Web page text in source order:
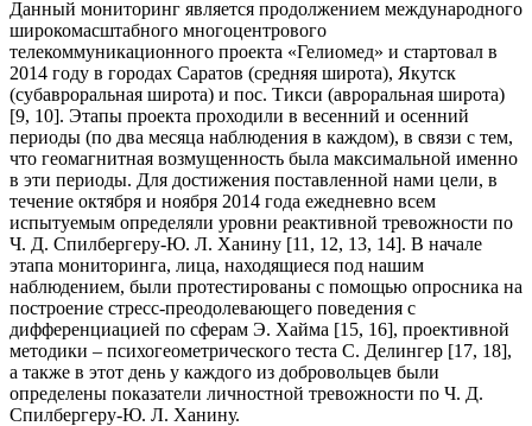
Данный мониторинг является продолжением международного
широкомасштабного многоцентрового
телекоммуникационного проекта «Гелиомед» и стартовал в
2014 году в городах Саратов (средняя широта), Якутск
(субавроральная широта) и пос. Тикси (авроральная широта)
[9, 10]. Этапы проекта проходили в весенний и осенний
периоды (по два месяца наблюдения в каждом), в связи с тем,
что геомагнитная возмущенность была максимальной именно
в эти периоды. Для достижения поставленной нами цели, в
течение октября и ноября 2014 года ежедневно всем
испытуемым определяли уровни реактивной тревожности по
Ч. Д. Спилбергеру-Ю. Л. Ханину [11, 12, 13, 14]. В начале
этапа мониторинга, лица, находящиеся под нашим
наблюдением, были протестированы с помощью опросника на
построение стресс-преодолевающего поведения с
дифференциацией по сферам Э. Хайма [15, 16], проективной
методики – психогеометрического теста С. Делингер [17, 18],
а также в этот день у каждого из добровольцев были
определены показатели личностной тревожности по Ч. Д.
Спилбергеру-Ю. Л. Ханину.